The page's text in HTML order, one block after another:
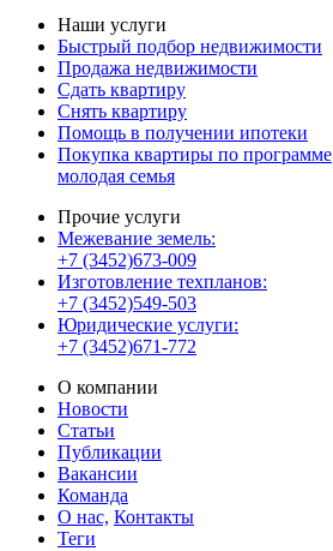
Наши услуги
Быстрый подбор недвижимости
Продажа недвижимости
Сдать квартиру
Снять квартиру
Помощь в получении ипотеки
Покупка квартиры по программе
молодая семья
Прочие услуги
Межевание земель:
+7 (3452)673-009
Изготовление техпланов:
+7 (3452)549-503
Юридические услуги:
+7 (3452)671-772
О компании
Новости
Статьи
Публикации
Вакансии
Команда
О нас, Контакты
Теги